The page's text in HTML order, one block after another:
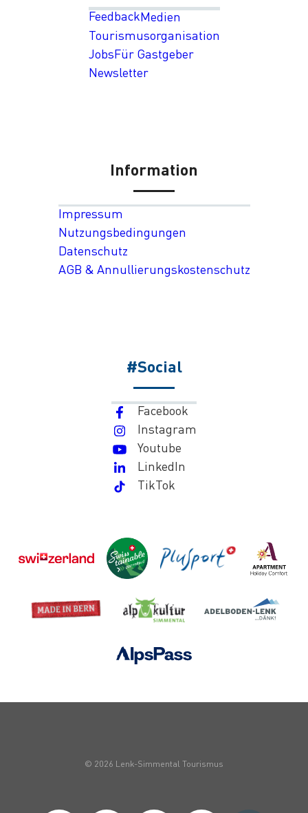
FeedbackMedien
Tourismusorganisation
JobsFür Gastgeber
Newsletter
Information
Impressum
Nutzungsbedingungen
Datenschutz
AGB & Annullierungskostenschutz
#Social
Facebook
Instagram
Youtube
LinkedIn
TikTok
© 2026 Lenk-Simmental Tourismus